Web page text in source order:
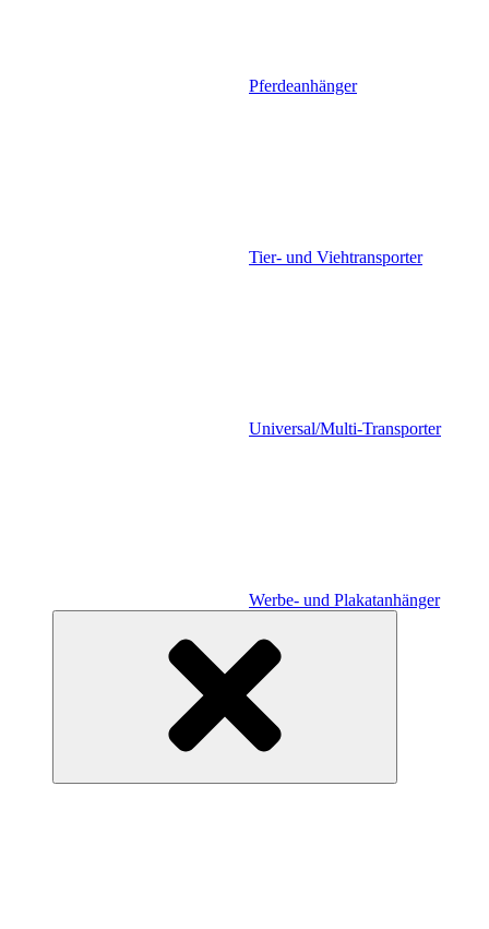
Pferdeanhänger
Tier- und Viehtransporter
Universal/Multi-Transporter
Werbe- und Plakatanhänger